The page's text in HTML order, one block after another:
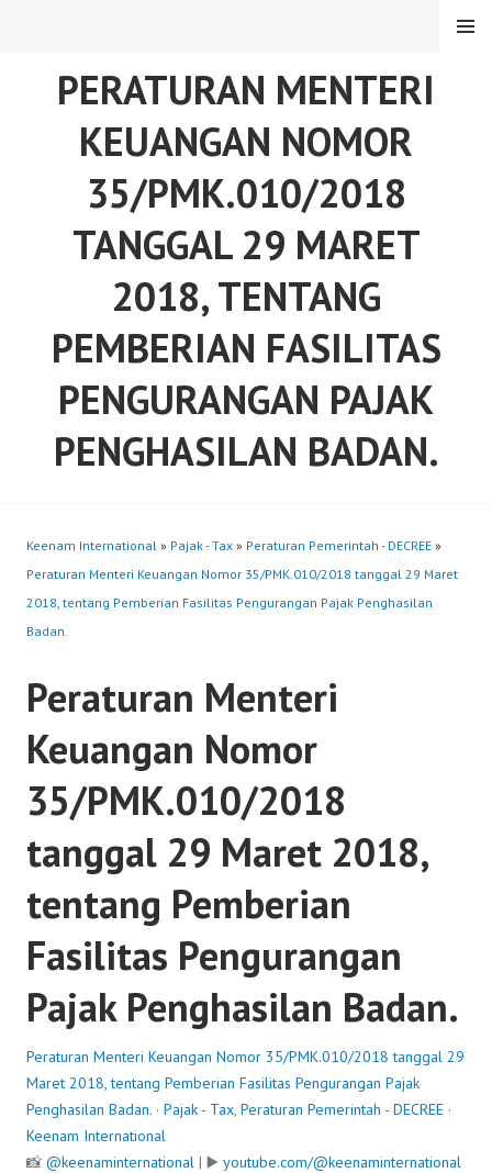
PERATURAN MENTERI
KEUANGAN NOMOR
35/PMK.010/2018
TANGGAL 29 MARET
2018, TENTANG
PEMBERIAN FASILITAS
PENGURANGAN PAJAK
PENGHASILAN BADAN.
MENU
Keenam International » Pajak - Tax » Peraturan Pemerintah - DECREE »
Peraturan Menteri Keuangan Nomor 35/PMK.010/2018 tanggal 29 Maret
2018, tentang Pemberian Fasilitas Pengurangan Pajak Penghasilan
Badan.
Peraturan Menteri
Keuangan Nomor
35/PMK.010/2018
tanggal 29 Maret 2018,
tentang Pemberian
Fasilitas Pengurangan
Pajak Penghasilan Badan.
Peraturan Menteri Keuangan Nomor 35/PMK.010/2018 tanggal 29
Maret 2018, tentang Pemberian Fasilitas Pengurangan Pajak
Penghasilan Badan. · Pajak - Tax, Peraturan Pemerintah - DECREE ·
Keenam International
📸 @keenaminternational | ▶️ youtube.com/@keenaminternational